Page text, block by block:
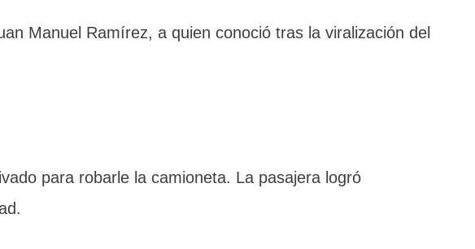
Manuel Ramírez, a quien conoció tras la viralización del
para robarle la camioneta. La pasajera logró